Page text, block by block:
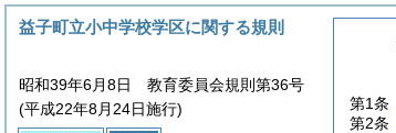
第1条
第2条
益子町立小中学校学区に関する規則
昭和39年6月8日 教育委員会規則第36号
(平成22年8月24日施行)